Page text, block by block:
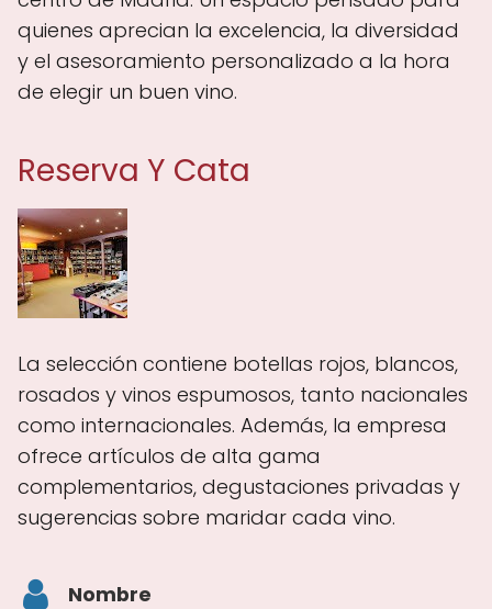
quienes aprecian la excelencia, la diversidad
y el asesoramiento personalizado a la hora
de elegir un buen vino.
Reserva Y Cata
La selección contiene botellas rojos, blancos,
rosados y vinos espumosos, tanto nacionales
como internacionales. Además, la empresa
ofrece artículos de alta gama
complementarios, degustaciones privadas y
sugerencias sobre maridar cada vino.
Nombre